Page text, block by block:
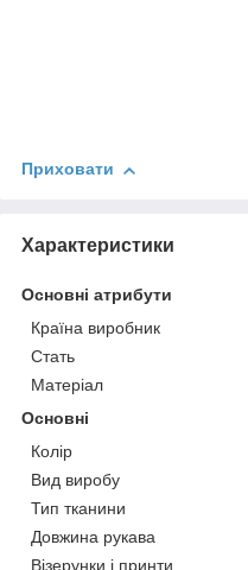
Приховати
Характеристики
Основні атрибути
Країна виробник
Стать
Матеріал
Основні
Колір
Вид виробу
Тип тканини
Довжина рукава
Візерунки і принти